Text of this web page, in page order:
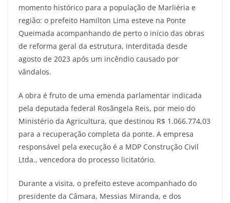
momento histórico para a população de Marliéria e
região: o prefeito Hamilton Lima esteve na Ponte
Queimada acompanhando de perto o início das obras
de reforma geral da estrutura, interditada desde
agosto de 2023 após um incêndio causado por
vândalos.
A obra é fruto de uma emenda parlamentar indicada
pela deputada federal Rosângela Reis, por meio do
Ministério da Agricultura, que destinou R$ 1.066.774,03
para a recuperação completa da ponte. A empresa
responsável pela execução é a MDP Construção Civil
Ltda., vencedora do processo licitatório.
Durante a visita, o prefeito esteve acompanhado do
presidente da Câmara, Messias Miranda, e dos